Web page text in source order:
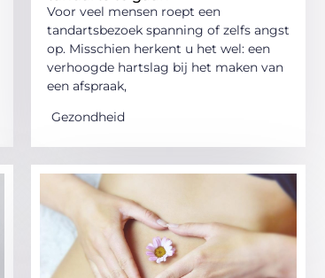
Voor veel mensen roept een
tandartsbezoek spanning of zelfs angst
op. Misschien herkent u het wel: een
verhoogde hartslag bij het maken van
een afspraak,
Gezondheid